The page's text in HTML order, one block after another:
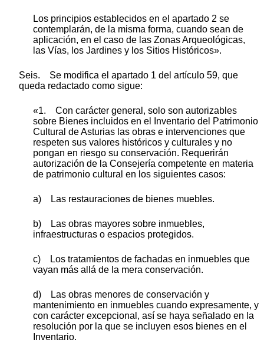
Los principios establecidos en el apartado 2 se
contemplarán, de la misma forma, cuando sean de
aplicación, en el caso de las Zonas Arqueológicas,
las Vías, los Jardines y los Sitios Históricos».
Seis. Se modifica el apartado 1 del artículo 59, que
queda redactado como sigue:
«1. Con carácter general, solo son autorizables
sobre Bienes incluidos en el Inventario del Patrimonio
Cultural de Asturias las obras e intervenciones que
respeten sus valores históricos y culturales y no
pongan en riesgo su conservación. Requerirán
autorización de la Consejería competente en materia
de patrimonio cultural en los siguientes casos:
a) Las restauraciones de bienes muebles.
b) Las obras mayores sobre inmuebles,
infraestructuras o espacios protegidos.
c) Los tratamientos de fachadas en inmuebles que
vayan más allá de la mera conservación.
d) Las obras menores de conservación y
mantenimiento en inmuebles cuando expresamente, y
con carácter excepcional, así se haya señalado en la
resolución por la que se incluyen esos bienes en el
Inventario.